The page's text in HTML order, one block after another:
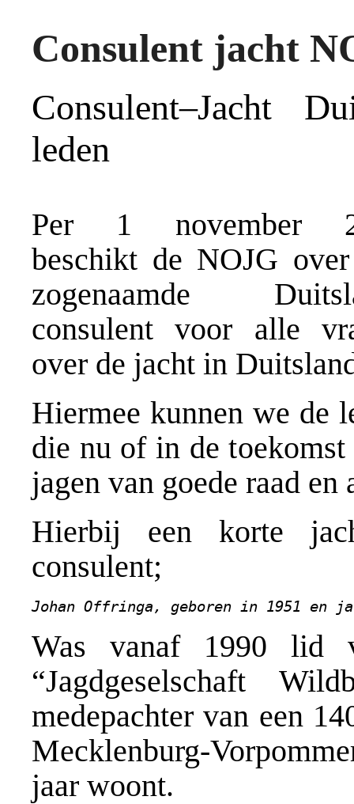
Consulent jacht
Consulent–Jacht
leden
Per 1 november
beschikt de NOJG
zogenaamde
consulent voor alle
over de jacht in
Hiermee kunnen we de
die nu of in de
jagen van goede raad
Hierbij een korte
consulent;
Johan Offringa, geboren in 1951 en
Was vanaf 1990 lid
“Jagdgeselschaft
medepachter van een
Mecklenburg-
jaar woont.